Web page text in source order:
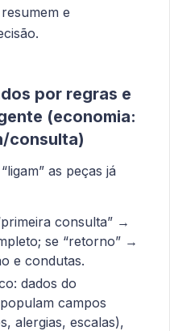
e
por regras e
(economia:
consulta)
as peças já
consulta” →
se “retorno” →
e condutas.
dados do
campos
alergias, escalas),